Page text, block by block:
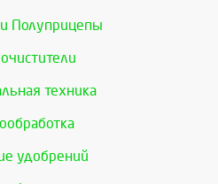
Полуприцепы
техника
удобрений